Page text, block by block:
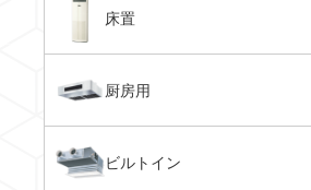
床置
厨房用
ビルトイン